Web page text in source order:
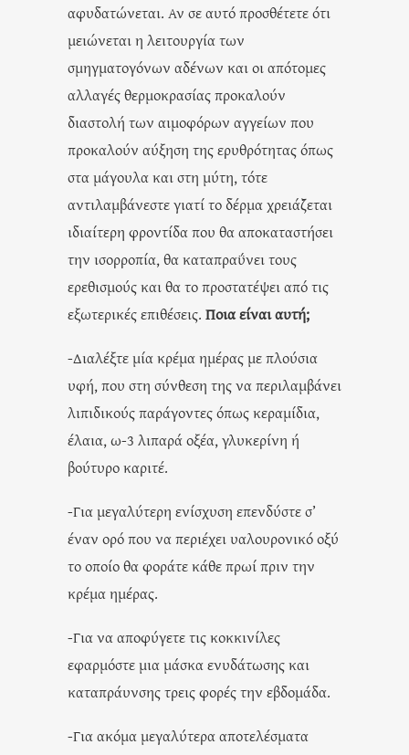
αφυδατώνεται. Αν σε αυτό προσθέτετε ότι
μειώνεται η λειτουργία των
σμηγματογόνων αδένων και οι απότομες
αλλαγές θερμοκρασίας προκαλούν
διαστολή των αιμοφόρων αγγείων που
προκαλούν αύξηση της ερυθρότητας όπως
στα μάγουλα και στη μύτη, τότε
αντιλαμβάνεστε γιατί το δέρμα χρειάζεται
ιδιαίτερη φροντίδα που θα αποκαταστήσει
την ισορροπία, θα καταπραΰνει τους
ερεθισμούς και θα το προστατέψει από τις
εξωτερικές επιθέσεις. Ποια είναι αυτή;
-Διαλέξτε μία κρέμα ημέρας με πλούσια
υφή, που στη σύνθεση της να περιλαμβάνει
λιπιδικούς παράγοντες όπως κεραμίδια,
έλαια, ω-3 λιπαρά οξέα, γλυκερίνη ή
βούτυρο καριτέ.
-Για μεγαλύτερη ενίσχυση επενδύστε σ’
έναν ορό που να περιέχει υαλουρονικό οξύ
το οποίο θα φοράτε κάθε πρωί πριν την
κρέμα ημέρας.
-Για να αποφύγετε τις κοκκινίλες
εφαρμόστε μια μάσκα ενυδάτωσης και
καταπράυνσης τρεις φορές την εβδομάδα.
-Για ακόμα μεγαλύτερα αποτελέσματα